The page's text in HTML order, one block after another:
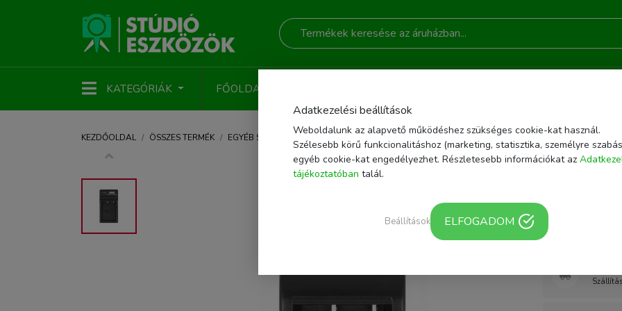
KATEGÓRIÁK FŐOLDAL
KEZDŐOLDAL ÖSSZES TERMÉK EGYÉB STÚDIÓTARTOZÉKOK AKKUMULÁTOR TÖLTŐK NEWELL DC-USB TÖLTŐ FUJIFILM NP-
Cikkszám:
Newell
W126
Adatkezelési beállítások
Weboldalunk az alapvető működéshez szükséges cookie-kat használ.
Szélesebb körű funkcionalitáshoz (marketing, statisztika, személyre
egyéb cookie-kat engedélyezhet. Részletesebb információkat az
tájékoztatóban talál.
Beállítások ELFOGADOM